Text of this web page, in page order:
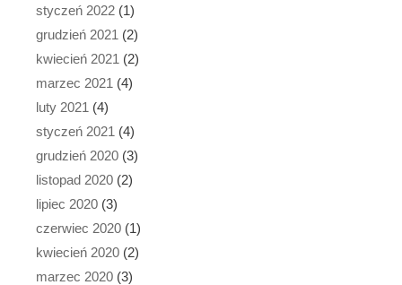
styczeń 2022 (1)
grudzień 2021 (2)
kwiecień 2021 (2)
marzec 2021 (4)
luty 2021 (4)
styczeń 2021 (4)
grudzień 2020 (3)
listopad 2020 (2)
lipiec 2020 (3)
czerwiec 2020 (1)
kwiecień 2020 (2)
marzec 2020 (3)